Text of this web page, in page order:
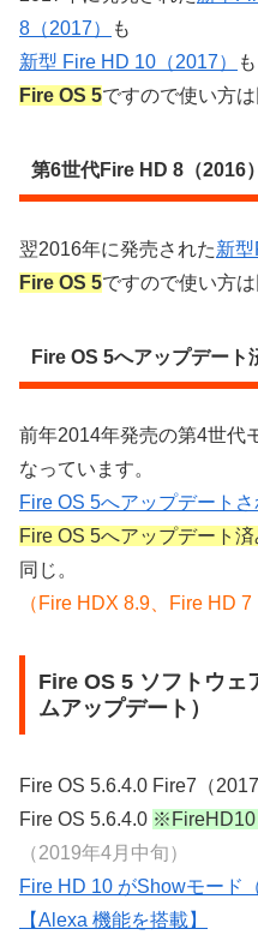
8（2017）
も
新型 Fire HD 10（2017）
も
Fire OS 5ですので使い方は
第6世代Fire HD 8（2016
翌2016年に発売された新型
Fire OS 5ですので使い方は
Fire OS 5へアップデート
前年2014年発売の第4世代
なっています。
Fire OS 5へアップデート
Fire OS 5へアップデート
同じ。
（Fire HDX 8.9、Fire HD
Fire OS 5 ソフトウェ
ムアップデート）
Fire OS 5.6.4.0 Fire7（2017
Fire OS 5.6.4.0 ※FireHD10
（2019年4月中旬）
Fire HD 10 がShowモード
【Alexa 機能を搭載】